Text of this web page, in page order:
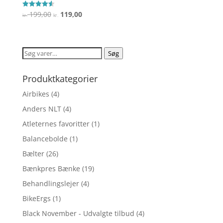
Vurderet
4.6
kr.199,00 Den
var:
kr. 199,00.
kr. 119,00Den
er:
kr. 119,00.
Søg
Søg
Produktkategorier
Airbikes (4)
Anders NLT (4)
Atleternes favoritter (1)
Balancebolde (1)
Bælter (26)
Bænkpres Bænke (19)
Behandlingslejer (4)
BikeErgs (1)
Black November - Udvalgte tilbud (4)